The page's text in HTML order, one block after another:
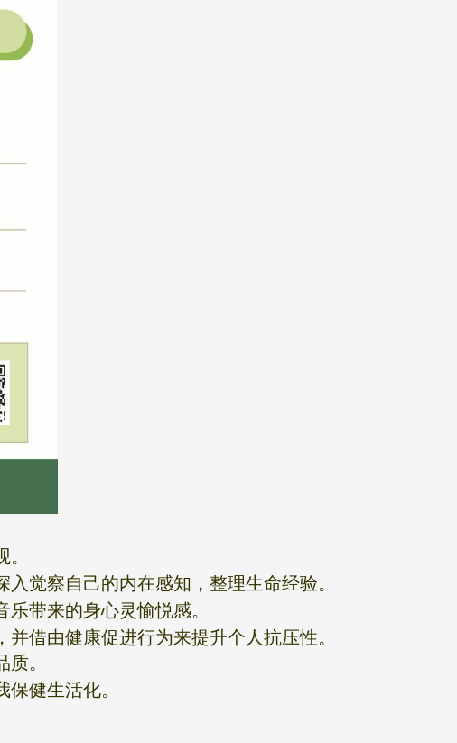
觉察自己的内在感知，整理生命经验。
带来的身心灵愉悦感。
借由健康促进行为来提升个人抗压性。
。
健生活化。